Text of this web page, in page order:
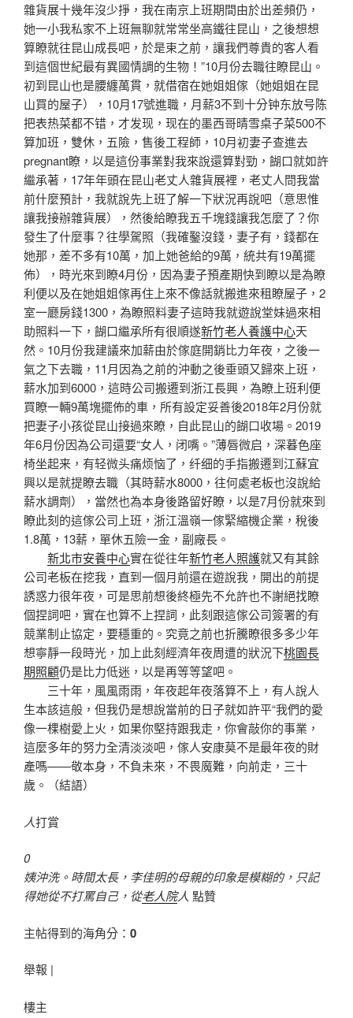
雜貨展十幾年沒少掙，我在南京上班期間由於出差頻仍，
她一小我私家不上班無聊就常常坐高鐵往昆山，之後想想
算瞭就往昆山成長吧，於是束之前，讓我們尊貴的客人看
到這個世紀最有異國情調的生物！”10月份去職往瞭昆山。
初到昆山也是腰纏萬貫，就借宿在她姐姐傢（她姐姐在昆
山買的屋子），10月17號進職，月薪3不到十分钟东放号陈
把表热菜都不错，才发现，现在的墨西哥晴雪桌子菜500不
算加班，雙休，五險，售後工程師，10月初妻子查進去
pregnant瞭，以是這份事業對我來說還算對勁，餬口就如許
繼承著，17年年頭在昆山老丈人雜貨展裡，老丈人問我當
前什麼預計，我就說先上班了解一下狀況再說吧（意思惟
讓我接辦雜貨展），然後給瞭我五千塊錢讓我怎麼了？你
發生了什麼事？往學駕照（我確鑿沒錢，妻子有，錢都在
她那，差不多有10萬，加上她爸給的9萬，統共有19萬擺
佈），時光來到瞭4月份，因為妻子預產期快到瞭以是為瞭
利便以及在她姐姐傢再住上來不像話就搬進來租瞭屋子，2
室一廳房錢1300，為瞭照料妻子這時我就遊說堂妹過來相
助照料一下，餬口繼承所有很順遂新竹老人養護中心天
然。10月份我建議來加薪由於傢庭開銷比力年夜，之後一
氣之下去職，11月因為之前的沖動之後垂頭又歸來上班，
薪水加到6000，這時公司搬遷到浙江長興，為瞭上班利便
買瞭一輛9萬塊擺佈的車，所有設定妥善後2018年2月份就
把妻子小孩從昆山接過來瞭，自此昆山的餬口收場。2019
年6月份因為公司還要“女人，闭嘴。”薄唇微启，深暮色座
椅坐起来，有轻微头痛烦恼了，纤细的手指搬遷到江蘇宜
興以是就提瞭去職（其時薪水8000，往何處老板也沒說給
薪水調劑），當然也為本身後路留好瞭，以是7月份就來到
瞭此刻的這傢公司上班，浙江溫嶺一傢緊縮機企業，稅後
1.8萬，13薪，單休五險一金，副廠長。
新北市安養中心實在從往年新竹老人照護就又有其餘
公司老板在挖我，直到一個月前還在遊說我，開出的前提
誘惑力很年夜，可是思前想後終極先不允許也不謝絕找瞭
個捏詞吧，實在也算不上捏詞，此刻跟這傢公司簽署的有
競業制止協定，要穩重的。究竟之前也折騰瞭很多多少年
想寧靜一段時光，加上此刻經濟年夜周遭的狀況下桃園長
期照顧仍是比力低迷，以是再等等望吧。
三十年，風風雨雨，年夜起年夜落算不上，有人說人
生本該這般，但我仍是想說當前的日子就如許平“我們的愛
像一棵樹愛上火，如果你堅持跟我走，你會敲你的事業，
這麼多年的努力全清淡淡吧，傢人安康莫不是最年夜的財
產嗎——敬本身，不負未來，不畏魔難，向前走，三十
歲。（結語）
人打賞
0
姨沖洗。時間太長，李佳明的母親的印象是模糊的，只記
得她從不打罵自己，從老人院人 點贊
主帖得到的海角分： 0
舉報 |
樓主